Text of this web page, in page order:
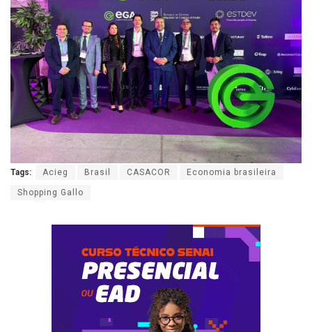
Tags: Acieg Brasil CASACOR Economia brasileira
Shopping Gallo